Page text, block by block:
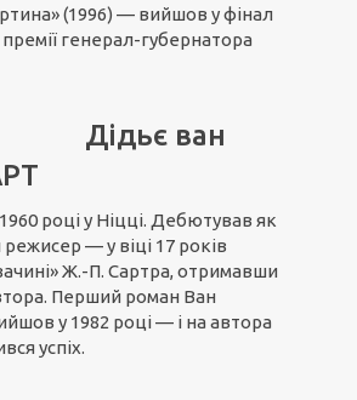
(1996) — вийшов у фінал
премії генерал-губернатора
Дідьє ван
році у Ніцці. Дебютував як
— у віці 17 років
Ж.-П. Сартра, отримавши
Перший роман Ван
у 1982 році — і на автора
успіх.